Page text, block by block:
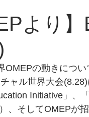
より
の動きについ
ャル世界大会(8.28)
Initiative」、
、そしてOMEPが